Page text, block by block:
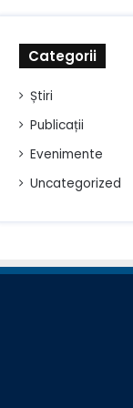
Categorii
Știri
Publicații
Evenimente
Uncategorized